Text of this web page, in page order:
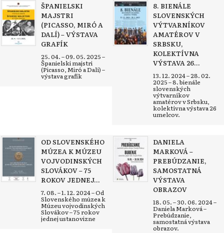
ŠPANIELSKI
MAJSTRI
(PICASSO, MIRÓ A
DALÍ) – VÝSTAVA
GRAFÍK
25. 04. – 09. 05. 2025 –
Španielski majstri
(Picasso, Miró a Dalí) –
výstava grafík
8. BIENÁLE
SLOVENSKÝCH
VÝTVARNÍKOV
AMATÉROV V
SRBSKU,
KOLEKTÍVNA
VÝSTAVA 26...
13. 12. 2024 – 28. 02.
2025 – 8. bienále
slovenských
výtvarníkov
amatérov v Srbsku,
kolektívna výstava 26
umelcov.
OD SLOVENSKÉHO
MÚZEA K MÚZEU
VOJVODINSKÝCH
SLOVÁKOV – 75
ROKOV JEDNEJ...
7. 08. – 1. 12. 2024 – Od
Slovenského múzea k
Múzeu vojvodinských
Slovákov – 75 rokov
jednej ustanovizne
DANIELA
MARKOVÁ –
PREBÚDZANIE,
SAMOSTATNÁ
VÝSTAVA
OBRAZOV
18. 05. – 30. 06. 2024 –
Daniela Marková –
Prebúdzanie,
samostatná výstava
obrazov.